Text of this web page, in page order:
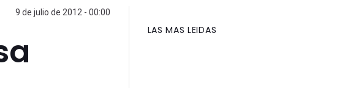
9 de julio de 2012 - 00:00
LAS MAS LEIDAS